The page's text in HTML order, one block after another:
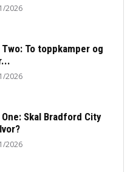
2026
To toppkamper og
2026
Skal Bradford City
2026